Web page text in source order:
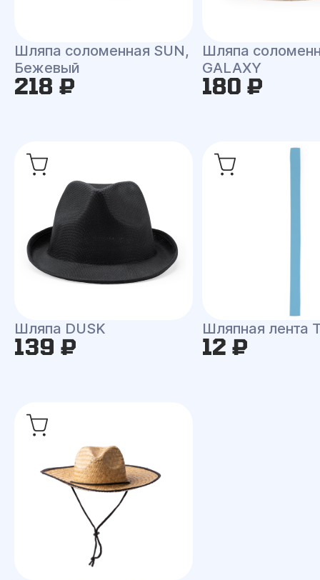
Шляпа соломенная SUN,
Бежевый
218 ₽
Шляпа
GALAXY
180 ₽
Шляпа DUSK
139 ₽
Шляпная лента
12 ₽